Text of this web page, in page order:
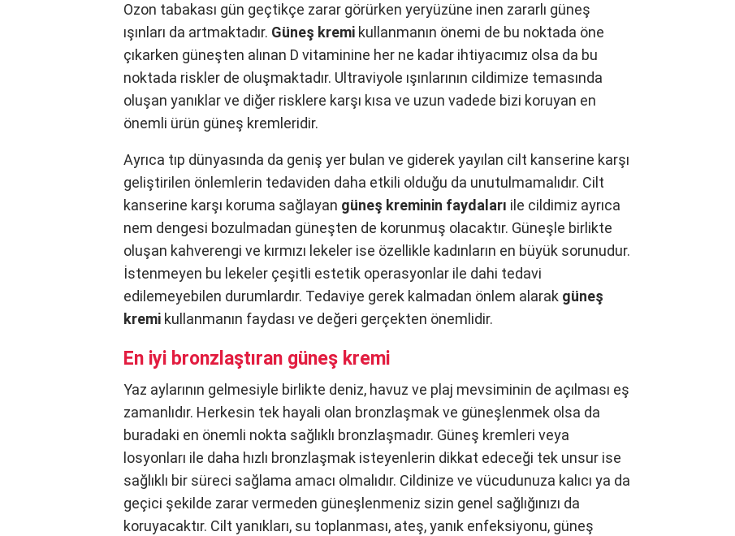
Ozon tabakası gün geçtikçe zarar görürken yeryüzüne inen zararlı güneş
ışınları da artmaktadır. Güneş kremi kullanmanın önemi de bu noktada öne
çıkarken güneşten alınan D vitaminine her ne kadar ihtiyacımız olsa da bu
noktada riskler de oluşmaktadır. Ultraviyole ışınlarının cildimize temasında
oluşan yanıklar ve diğer risklere karşı kısa ve uzun vadede bizi koruyan en
önemli ürün güneş kremleridir.
Ayrıca tıp dünyasında da geniş yer bulan ve giderek yayılan cilt kanserine karşı
geliştirilen önlemlerin tedaviden daha etkili olduğu da unutulmamalıdır. Cilt
kanserine karşı koruma sağlayan güneş kreminin faydaları ile cildimiz ayrıca
nem dengesi bozulmadan güneşten de korunmuş olacaktır. Güneşle birlikte
oluşan kahverengi ve kırmızı lekeler ise özellikle kadınların en büyük sorunudur.
İstenmeyen bu lekeler çeşitli estetik operasyonlar ile dahi tedavi
edilemeyebilen durumlardır. Tedaviye gerek kalmadan önlem alarak güneş
kremi kullanmanın faydası ve değeri gerçekten önemlidir.
En iyi bronzlaştıran güneş kremi
Yaz aylarının gelmesiyle birlikte deniz, havuz ve plaj mevsiminin de açılması eş
zamanlıdır. Herkesin tek hayali olan bronzlaşmak ve güneşlenmek olsa da
buradaki en önemli nokta sağlıklı bronzlaşmadır. Güneş kremleri veya
losyonları ile daha hızlı bronzlaşmak isteyenlerin dikkat edeceği tek unsur ise
sağlıklı bir süreci sağlama amacı olmalıdır. Cildinize ve vücudunuza kalıcı ya da
geçici şekilde zarar vermeden güneşlenmeniz sizin genel sağlığınızı da
koruyacaktır. Cilt yanıkları, su toplanması, ateş, yanık enfeksiyonu, güneş